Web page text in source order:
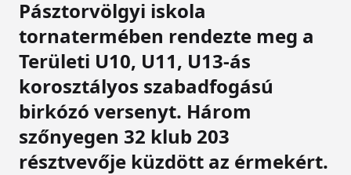
Pásztorvölgyi iskola
tornatermében rendezte meg a
Területi U10, U11, U13-ás
korosztályos szabadfogású
birkózó versenyt. Három
szőnyegen 32 klub 203
résztvevője küzdött az érmekért.